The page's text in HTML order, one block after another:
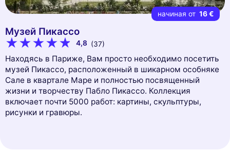
начиная от 16 €
Музей Пикассо
4,8 (37)
Находясь в Париже, Вам просто необходимо посетить
музей Пикассо, расположенный в шикарном особняке
Сале в квартале Маре и полностью посвященный
жизни и творчеству Пабло Пикассо. Коллекция
включает почти 5000 работ: картины, скульптуры,
рисунки и гравюры.